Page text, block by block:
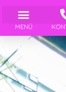
MENÜ